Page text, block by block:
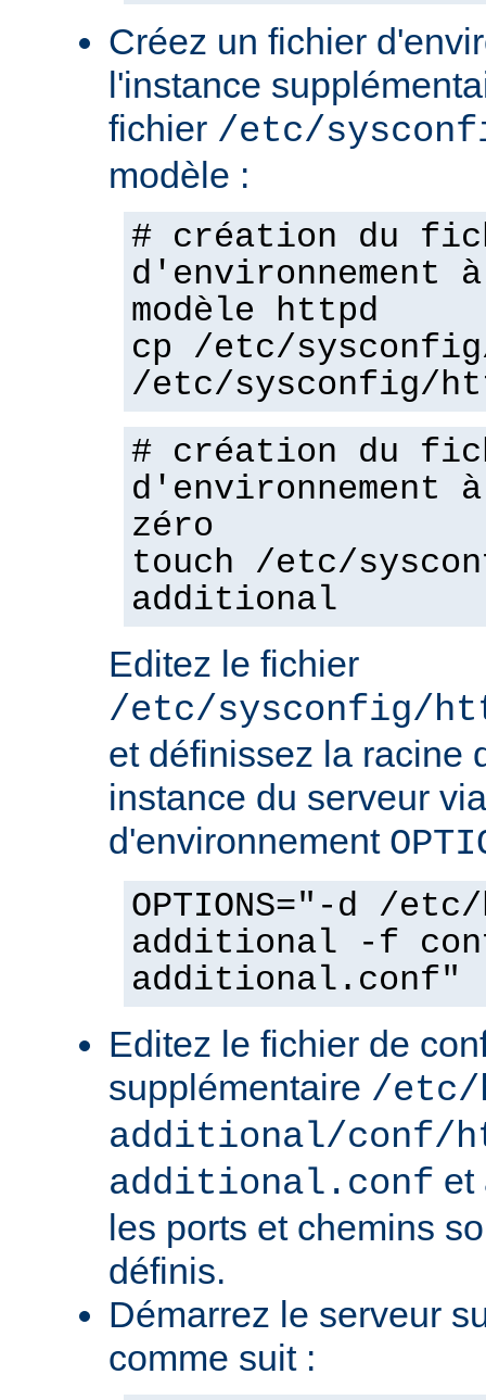
Créez un fichier
l'instance
fichier /etc/
modèle :
# création du
d'environnement
modèle httpd
cp /etc/
/etc/sysconfig/
# création du
d'environnement
zéro
touch /etc/
additional
Editez le fichier
/etc/sysconfig/
et définissez la racine
instance du serveur
d'environnement
OPTIONS="-d /
additional -f
additional.conf"
Editez le fichier de
supplémentaire /etc/
additional/conf/
additional.conf et
les ports et chemins
définis.
Démarrez le serveur
comme suit :